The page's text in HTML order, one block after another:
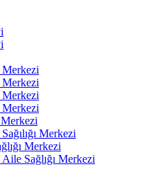
Merkezi
Merkezi
Merkezi
Merkezi
Merkezi
Merkezi
Merkezi
Sağlığı Merkezi